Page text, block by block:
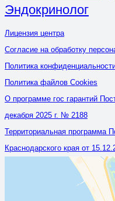
Эндокринолог
Лицензия центра
Согласие на обработку
Политика
Политика файлов Cookies
О программе гос гарантий
декабря 2025 г. № 2188
Территориальная программа
Краснодарского края от